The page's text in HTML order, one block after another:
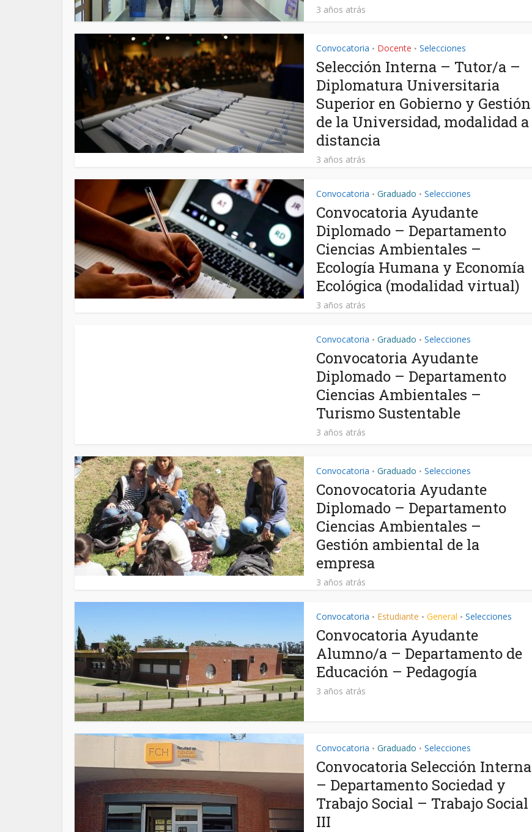
3 años atrás
Convocatoria • Docente • Selecciones
Selección Interna – Tutor/a –
Diplomatura Universitaria
Superior en Gobierno y Gestión
de la Universidad, modalidad a
distancia
3 años atrás
Convocatoria • Graduado • Selecciones
Convocatoria Ayudante
Diplomado – Departamento
Ciencias Ambientales –
Ecología Humana y Economía
Ecológica (modalidad virtual)
3 años atrás
Convocatoria • Graduado • Selecciones
Convocatoria Ayudante
Diplomado – Departamento
Ciencias Ambientales –
Turismo Sustentable
3 años atrás
Convocatoria • Graduado • Selecciones
Conovocatoria Ayudante
Diplomado – Departamento
Ciencias Ambientales –
Gestión ambiental de la
empresa
3 años atrás
Convocatoria • Estudiante • General • Selecciones
Convocatoria Ayudante
Alumno/a – Departamento de
Educación – Pedagogía
3 años atrás
Convocatoria • Graduado • Selecciones
Convocatoria Selección Interna
– Departamento Sociedad y
Trabajo Social – Trabajo Social
III